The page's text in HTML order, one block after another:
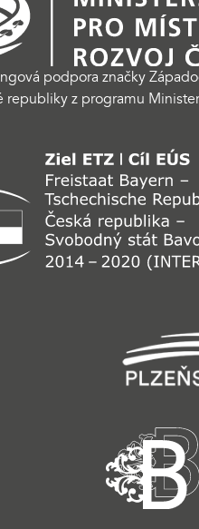
podpora značky
republiky z programu